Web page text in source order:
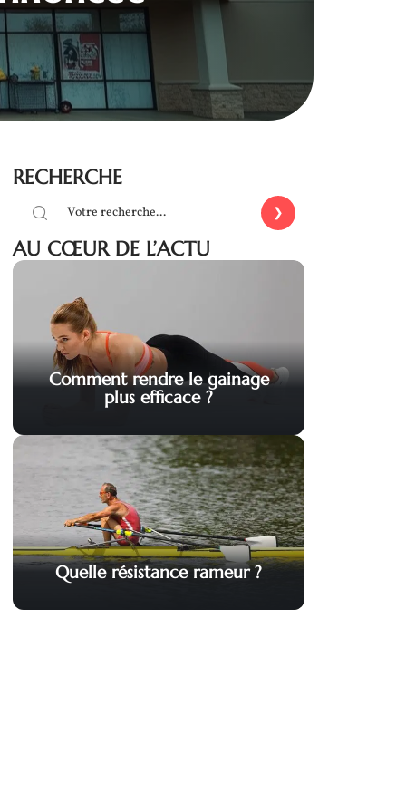
RECHERCHE
AU CŒUR DE L’ACTU
Comment rendre le gainage
plus efficace ?
Quelle résistance rameur ?